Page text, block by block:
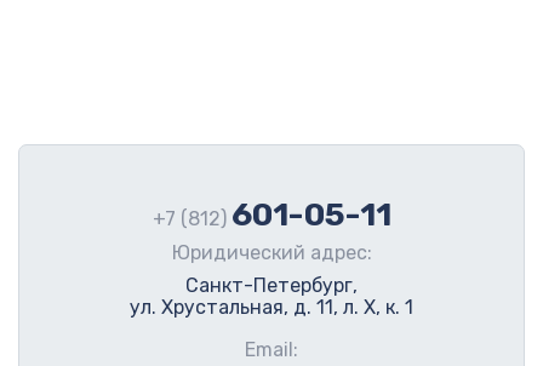
+7 (812) 601-05-11
Юридический адрес:
Санкт-Петербург,
ул. Хрустальная, д. 11, л. Х, к. 1
Email: